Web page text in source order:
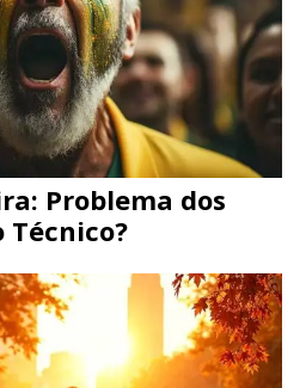
Problema dos
Técnico?